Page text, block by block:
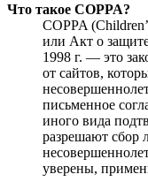
Что такое COPPA?
COPPA
или Акт о
1998 г. — это
от сайтов,
письменное
иного вида
разрешают сбор
уверены,